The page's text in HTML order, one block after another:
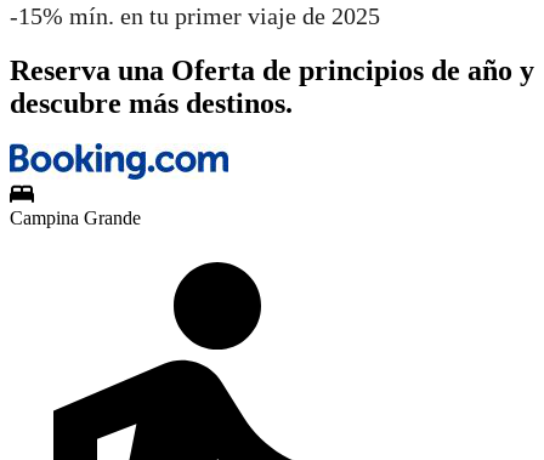
-15% mín. en tu primer viaje de 2025
Reserva una Oferta de principios de año y
descubre más destinos.
Campina Grande